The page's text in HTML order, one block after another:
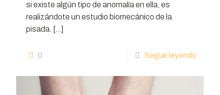
si existe algún tipo de anomalía en ella, es
realizándote un estudio biomecánico de la
pisada.
[…]
0 Seguir leyendo